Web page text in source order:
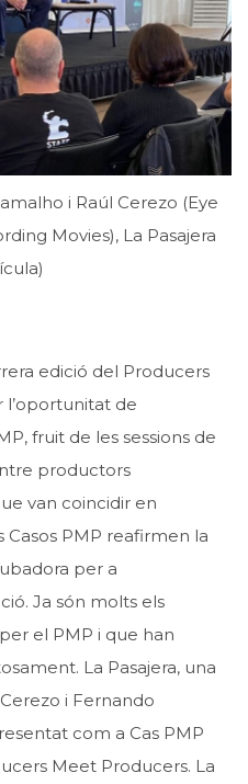
i Raúl Cerezo (Eye
Movies), La Pasajera
edició del Producers
l’oportunitat de
fruit de les sessions de
productors
van coincidir en
Casos PMP reafirmen la
per a
Ja són molts els
el PMP i que han
La Pasajera, una
i Fernando
com a Cas PMP
Meet Producers. La